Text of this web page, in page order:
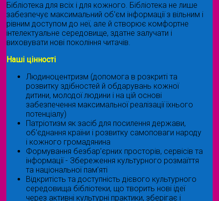
Бібліотека для всіх і для кожного. Бібліотека не лише
забезпечує максимальний об'єм інформації з вільним і
рівним доступом до неї, але й створює комфортне
інтелектуальне середовище, здатне залучати і
виховувати нові покоління читачів.
Наші цінності
Людиноцентризм (допомога в розкриті та
розвитку здібностей й обдарувань кожної
дитини, молодої людини і на цій основі
забезпечення максимальної реалізації їхнього
потенціалу)
Патріотизм як засіб для посилення держави,
об'єднання країни і розвитку самоповаги народу
і кожного громадянина
Формування безбар’єрних просторів, сервісів та
інформації - Збереження культурного розмаїття
та національної пам’яті
Відкритість та доступність дієвого культурного
середовища бібліотеки, що творить нові ідеї
через активні культурні практики, зберігає і